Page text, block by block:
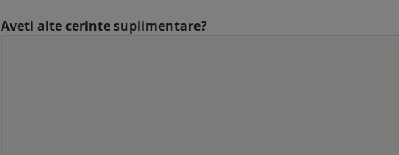
Aveti alte cerinte suplimentare?